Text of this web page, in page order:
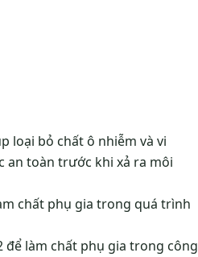
loại bỏ chất ô nhiễm và vi
an toàn trước khi xả ra môi
chất phụ gia trong quá trình
để làm chất phụ gia trong công